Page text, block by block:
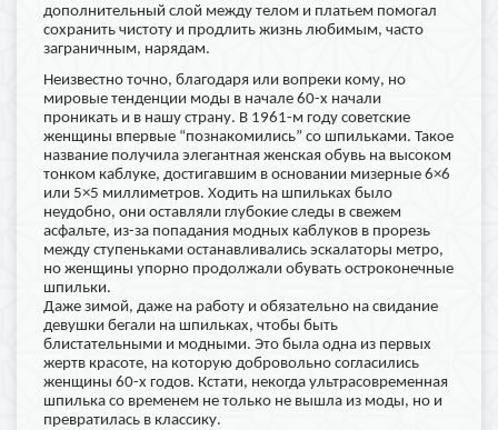
дополнительный слой между телом и платьем помогал
сохранить чистоту и продлить жизнь любимым, часто
заграничным, нарядам.
Неизвестно точно, благодаря или вопреки кому, но
мировые тенденции моды в начале 60-х начали
проникать и в нашу страну. В 1961-м году советские
женщины впервые “познакомились” со шпильками. Такое
название получила элегантная женская обувь на высоком
тонком каблуке, достигавшим в основании мизерные 6×6
или 5×5 миллиметров. Ходить на шпильках было
неудобно, они оставляли глубокие следы в свежем
асфальте, из-за попадания модных каблуков в прорезь
между ступеньками останавливались эскалаторы метро,
но женщины упорно продолжали обувать остроконечные
шпильки.
Даже зимой, даже на работу и обязательно на свидание
девушки бегали на шпильках, чтобы быть
блистательными и модными. Это была одна из первых
жертв красоте, на которую добровольно согласились
женщины 60-х годов. Кстати, некогда ультрасовременная
шпилька со временем не только не вышла из моды, но и
превратилась в классику.